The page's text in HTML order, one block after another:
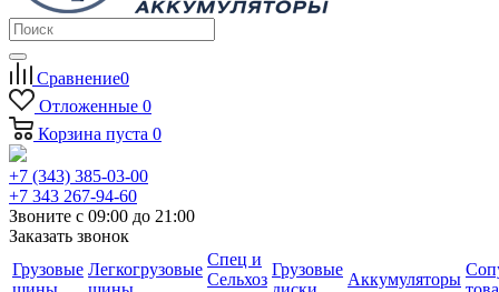
Сравнение0
Отложенные 0
Корзина пуста 0
+7 (343) 385-03-00
+7 343 267-94-60
Звоните с 09:00 до 21:00
Заказать звонок
Грузовые Легкогрузовые
Спец и
Сельхоз
Грузовые
Аккумуляторы